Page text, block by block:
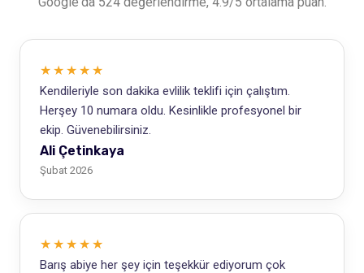
★★★★★
Kendileriyle son dakika evlilik teklifi için çalıştım.
Herşey 10 numara oldu. Kesinlikle profesyonel bir
ekip. Güvenebilirsiniz.
Ali Çetinkaya
Şubat 2026
★★★★★
Barış abiye her şey için teşekkür ediyorum çok